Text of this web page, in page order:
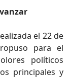
el 22 de
para el
políticos
principales y